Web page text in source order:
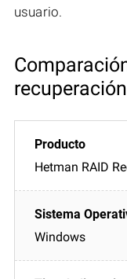
usuario.
Hetman RAID
Windows